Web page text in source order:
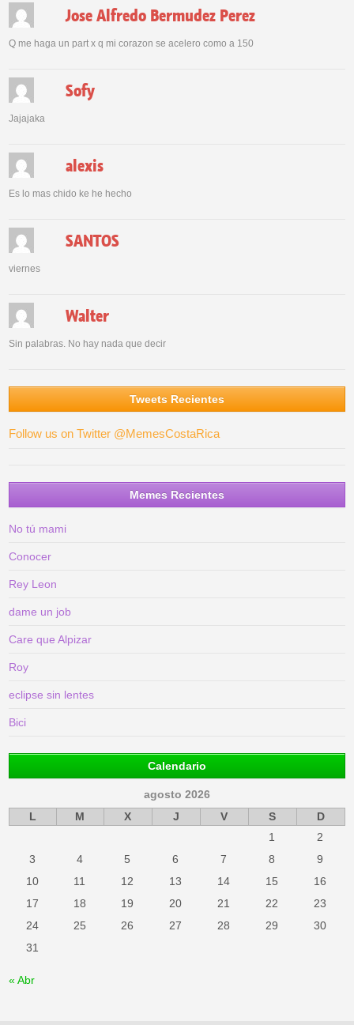
Jose Alfredo Bermudez Perez
Q me haga un part x q mi corazon se acelero como a 150
Sofy
Jajajaka
alexis
Es lo mas chido ke he hecho
SANTOS
viernes
Walter
Sin palabras. No hay nada que decir
Tweets Recientes
Follow us on Twitter @MemesCostaRica
Memes Recientes
No tú mami
Conocer
Rey Leon
dame un job
Care que Alpizar
Roy
eclipse sin lentes
Bici
Calendario
agosto 2026
L
M X J V S
D
1
2
3
4 5 6 7 8
9
10
11 12 13 14 15
16
17
18 19 20 21 22
23
24
25 26 27 28 29
30
31
« Abr